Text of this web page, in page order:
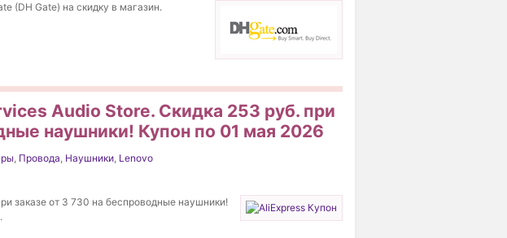
(DH Gate) на скидку в магазин.
Audio Store. Скидка 253 руб. при
наушники! Купон по 01 мая 2026
, Провода, Наушники, Lenovo
заказе от 3 730 на беспроводные наушники!